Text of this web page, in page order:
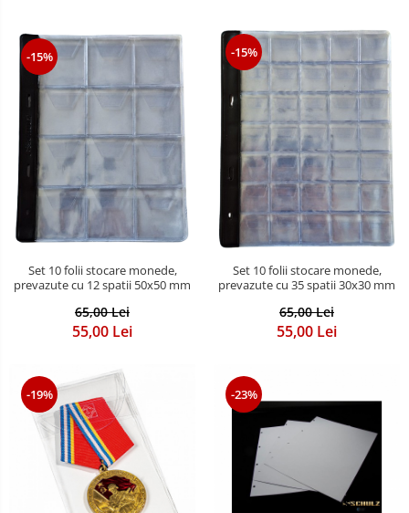
-15%
Set 10 folii stocare monede,
prevazute cu 12 spatii 50x50 mm
65,00 Lei
55,00 Lei
-15%
Set 10 folii stocare monede,
prevazute cu 35 spatii 30x30 mm
65,00 Lei
55,00 Lei
-19% -23%